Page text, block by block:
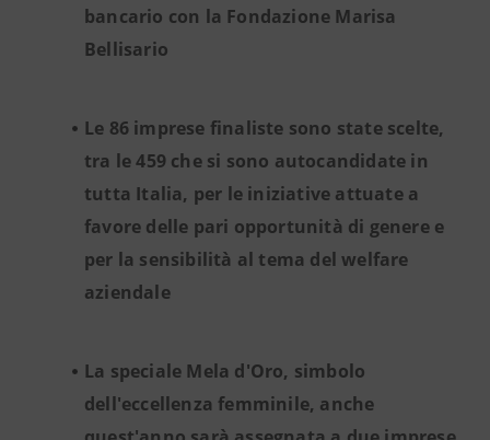
bancario con la Fondazione Marisa
Bellisario
Le 86 imprese finaliste sono state scelte,
tra le 459 che si sono autocandidate in
tutta Italia, per le iniziative attuate a
favore delle pari opportunità di genere e
per la sensibilità al tema del welfare
aziendale
La speciale Mela d'Oro, simbolo
dell'eccellenza femminile, anche